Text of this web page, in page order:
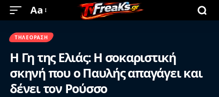
Aa
ΤΗΛΕΌΡΑΣΗ
Η Γη της Ελιάς: Η σοκαριστική
σκηνή που ο Παυλής απαγάγει και
δένει τον Ρούσσο